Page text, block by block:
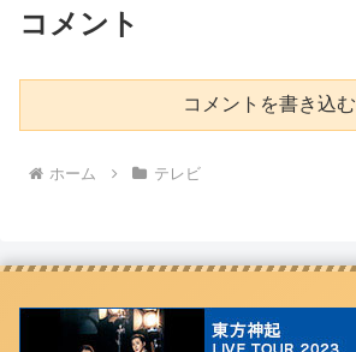
コメント
コメントを書き込む
ホーム テレビ